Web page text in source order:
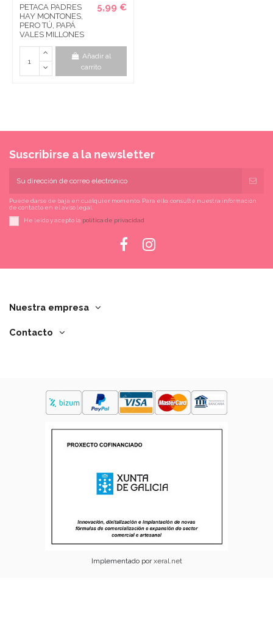
PETACA PADRES
HAY MONTONES,
PERO TÚ, PAPÁ
VALES MILLONES
5,99 €
Añadir al
carrito
Suscribirse a la newsletter
Puede darse de baja en cualquier momento. Para ello, consulte nuestra información
de contacto en el aviso legal.
He leído y acepto la política de privacidad
Nuestra empresa
Contacto
Implementado porxeral.net